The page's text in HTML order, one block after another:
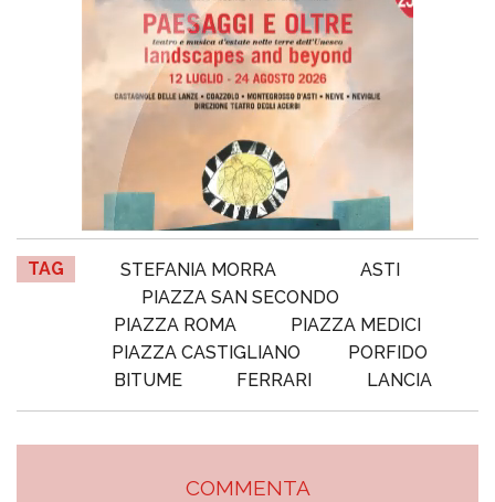
TAG STEFANIA MORRA
ASTI
PIAZZA SAN SECONDO
PIAZZA ROMA
PIAZZA MEDICI
PIAZZA CASTIGLIANO
PORFIDO
BITUME
FERRARI LANCIA
COMMENTA